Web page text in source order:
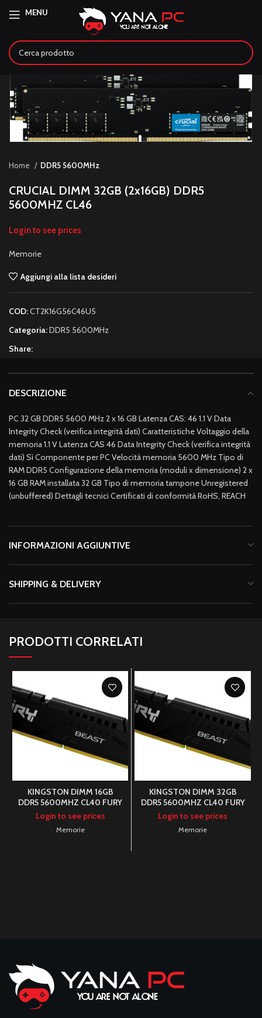
MENU
Home DDR5 5600MHz
CRUCIAL DIMM 32GB (2x16GB) DDR5
5600MHZ CL46
Login to see prices
Memorie
Aggiungi alla lista desideri
COD:CT2K16G56C46U5
Categoria:DDR5 5600MHz
Share:
DESCRIZIONE
PC 32 GB DDR5 5600 MHz 2 x 16 GB Latenza CAS: 46 1.1 V Data
Integrity Check (verifica integrità dati) Caratteristiche Voltaggio della
memoria 1.1 V Latenza CAS 46 Data Integrity Check (verifica integrità
dati) Sì Componente per PC Velocità memoria 5600 MHz Tipo di
RAM DDR5 Configurazione della memoria (moduli x dimensione) 2 x
16 GB RAM installata 32 GB Tipo di memoria tampone Unregistered
(unbuffered) Dettagli tecnici Certificati di conformità RoHS, REACH
INFORMAZIONI AGGIUNTIVE
SHIPPING & DELIVERY
PRODOTTI CORRELATI
KINGSTON DIMM 16GB
DDR5 5600MHZ CL40 FURY
BEAST
Login to see prices
Memorie
KINGSTON DIMM 32GB
DDR5 5600MHZ CL40 FURY
BEAST
Login to see prices
Memorie